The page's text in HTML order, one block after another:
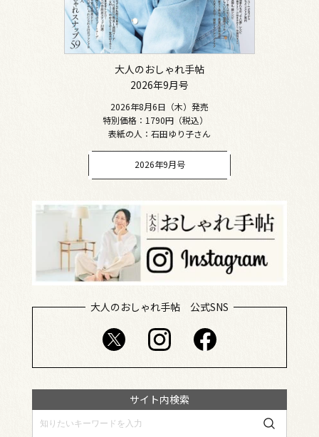
大人のおしゃれ手帖
2026年9月号
2026年8月6日（木）発売
特別価格：1790円（税込）
表紙の人：石田ゆり子さん
2026年9月号
大人のおしゃれ手帖 公式SNS
サイト内検索